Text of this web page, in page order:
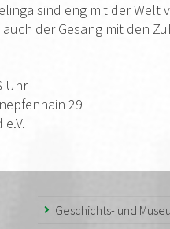
sind eng mit der Welt
der Gesang mit den
Uhr
29
Geschichts- und